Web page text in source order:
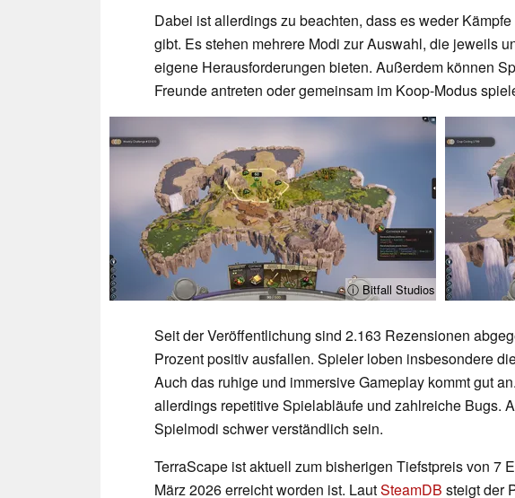
Dabei ist allerdings zu beachten, dass es weder
gibt. Es stehen mehrere Modi zur Auswahl, die jeweils
eigene Herausforderungen bieten. Außerdem können
Freunde antreten oder gemeinsam im Koop-Modus
ⓘ Bitfall Studios
Seit der Veröffentlichung sind 2.163 Rezensionen
Prozent positiv ausfallen. Spieler loben insbesondere
Auch das ruhige und immersive Gameplay kommt gut
allerdings repetitive Spielabläufe und zahlreiche Bugs.
Spielmodi schwer verständlich sein.
TerraScape ist aktuell zum bisherigen Tiefstpreis von 7
März 2026 erreicht worden ist. LautSteamDB steigt der